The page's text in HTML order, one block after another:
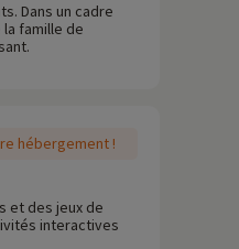
Dans un cadre
famille de
hébergement !
et des jeux de
interactives